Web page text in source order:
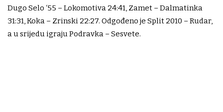
Dugo Selo ‘55 – Lokomotiva 24:41, Zamet – Dalmatinka
31:31, Koka – Zrinski 22:27. Odgođeno je Split 2010 – Rudar,
a u srijedu igraju Podravka – Sesvete.